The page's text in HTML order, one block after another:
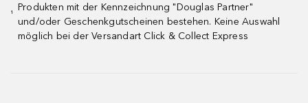
¹
Produkten mit der Kennzeichnung "Douglas Partner"
und/oder Geschenkgutscheinen bestehen. Keine Auswahl
möglich bei der Versandart Click & Collect Express